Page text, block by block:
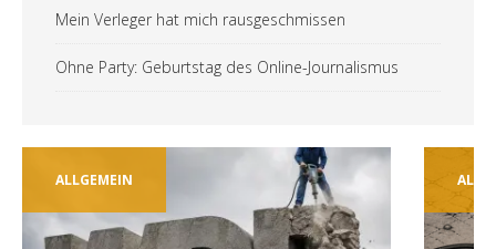
Mein Verleger hat mich rausgeschmissen
Ohne Party: Geburtstag des Online-Journalismus
ALLGEMEIN